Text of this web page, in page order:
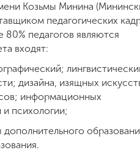
Козьмы Минина
педагогических
педагогов являются
входят:
дизайна, изящных
информационных
и психологии;